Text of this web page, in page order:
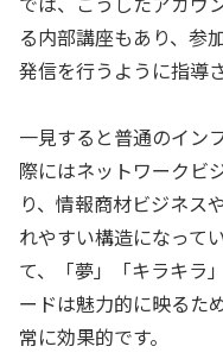
る内部講座もあり、参
発信を行うように指導
一見すると普通のイン
際にはネットワークビ
り、情報商材ビジネス
れやすい構造になって
て、「夢」「キラキラ
ードは魅力的に映るた
常に効果的です。